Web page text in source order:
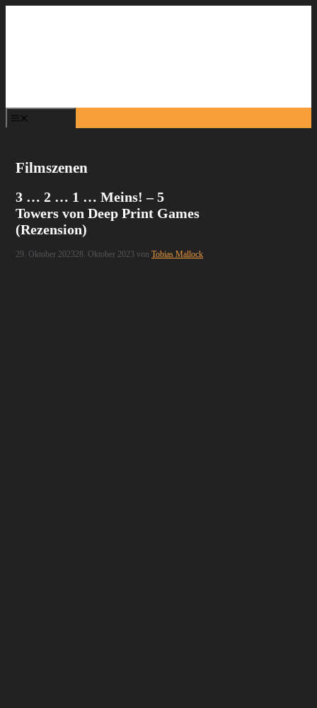
Filmszenen
3 … 2 … 1 … Meins! – 5
Towers von Deep Print Games
(Rezension)
29. Oktober 202328. Oktober 2023 vonTobias Mallock